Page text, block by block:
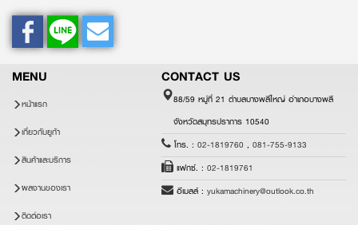
MENU
หน้าแรก
เกี่ยวกับยูก้า
สินค้าและบริการ
ผลงานของเรา
ติดต่อเรา
CONTACT US
88/59 หมู่ที่ 21 ตำบลบางพลีใหญ่ อำเภอบางพลี
จังหวัดสมุทรปราการ 10540
โทร. : 02-1819760 , 081-755-9133
แฟกซ์. : 02-1819761
อีเมลล์ : yukamachinery@outlook.co.th